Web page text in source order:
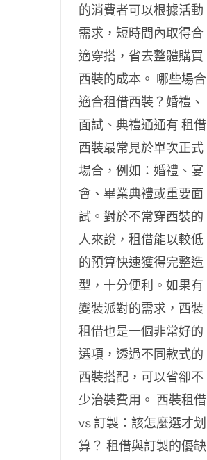
的消費者可以根據活動
需求，短時間內取得合
適穿搭，省去整體購買
西裝的成本。 哪些場合
適合租借西裝？婚禮、
面試、典禮通通有 租借
西裝最常見於單次正式
場合，例如：婚禮、宴
會、畢業典禮或重要面
試。對於不常穿西裝的
人來說，租借能以較低
的預算快速獲得完整造
型，十分便利。如果有
變裝派對的需求，西裝
租借也是一個非常好的
選項，透過不同款式的
西裝搭配，可以省卻不
少治裝費用。 西裝租借
vs 訂製：該怎麼選才划
算？ 租借與訂製的優缺